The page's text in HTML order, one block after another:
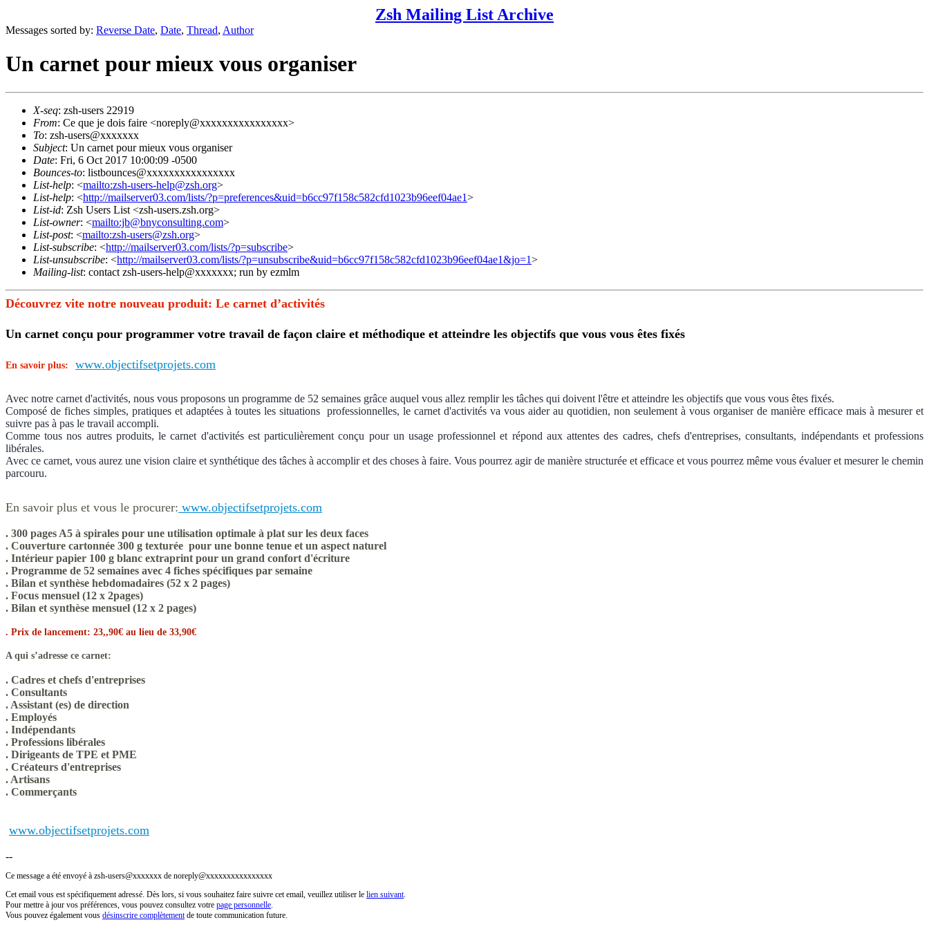
Zsh Mailing List Archive
Messages sorted by: Reverse Date, Date, Thread, Author
Un carnet pour mieux vous organiser
X-seq: zsh-users 22919
From: Ce que je dois faire <noreply@xxxxxxxxxxxxxxxx>
To: zsh-users@xxxxxxx
Subject: Un carnet pour mieux vous organiser
Date: Fri, 6 Oct 2017 10:00:09 -0500
Bounces-to: listbounces@xxxxxxxxxxxxxxxx
List-help: <mailto:zsh-users-help@zsh.org>
List-help: <http://mailserver03.com/lists/?p=preferences&uid=b6cc97f158c582cfd1023b96eef04ae1>
List-id: Zsh Users List <zsh-users.zsh.org>
List-owner: <mailto:jb@bnyconsulting.com>
List-post: <mailto:zsh-users@zsh.org>
List-subscribe: <http://mailserver03.com/lists/?p=subscribe>
List-unsubscribe: <http://mailserver03.com/lists/?p=unsubscribe&uid=b6cc97f158c582cfd1023b96eef04ae1&jo=1>
Mailing-list: contact zsh-users-help@xxxxxxx; run by ezmlm
Découvrez vite notre nouveau produit: Le carnet d’activités
Un carnet conçu pour programmer votre travail de façon claire et méthodique et atteindre les objectifs que vous vous êtes fixés
En savoir plus: www.objectifsetprojets.com
Avec notre carnet d'activités, nous vous proposons un programme de 52 semaines grâce auquel vous allez remplir les tâches qui doivent l'être et atteindre les objectifs que vous vous êtes fixés.
Composé de fiches simples, pratiques et adaptées à toutes les situations professionnelles, le carnet d'activités va vous aider au quotidien, non seulement à vous organiser de manière efficace mais à mesurer et
suivre pas à pas le travail accompli.
Comme tous nos autres produits, le carnet d'activités est particulièrement conçu pour un usage professionnel et répond aux attentes des cadres, chefs d'entreprises, consultants, indépendants et professions
libérales.
Avec ce carnet, vous aurez une vision claire et synthétique des tâches à accomplir et des choses à faire. Vous pourrez agir de manière structurée et efficace et vous pourrez même vous évaluer et mesurer le chemin
parcouru.
En savoir plus et vous le procurer: www.objectifsetprojets.com
. 300 pages A5 à spirales pour une utilisation optimale à plat sur les deux faces
. Couverture cartonnée 300 g texturée pour une bonne tenue et un aspect naturel
. Intérieur papier 100 g blanc extraprint pour un grand confort d'écriture
. Programme de 52 semaines avec 4 fiches spécifiques par semaine
. Bilan et synthèse hebdomadaires (52 x 2 pages)
. Focus mensuel (12 x 2pages)
. Bilan et synthèse mensuel (12 x 2 pages)
. Prix de lancement: 23,,90€ au lieu de 33,90€
A qui s’adresse ce carnet:
. Cadres et chefs d'entreprises
. Consultants
. Assistant (es) de direction
. Employés
. Indépendants
. Professions libérales
. Dirigeants de TPE et PME
. Créateurs d'entreprises
. Artisans
. Commerçants
www.objectifsetprojets.com
--
Ce message a été envoyé à zsh-users@xxxxxxx de noreply@xxxxxxxxxxxxxxxx
Cet email vous est spécifiquement adressé. Dès lors, si vous souhaitez faire suivre cet email, veuillez utiliser le lien suivant.
Pour mettre à jour vos préférences, vous pouvez consultez votre page personnelle.
Vous pouvez également vous désinscrire complètementde toute communication future.